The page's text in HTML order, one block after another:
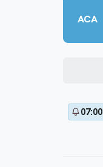
ACA
07:00